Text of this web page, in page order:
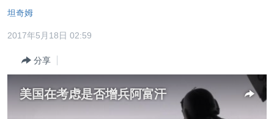
转
内
台湾
港澳
国际
最新国际新闻
分类新闻
坦奇姆
2017年5月18日 02:59
分享
美国在考虑是否增兵阿富汗